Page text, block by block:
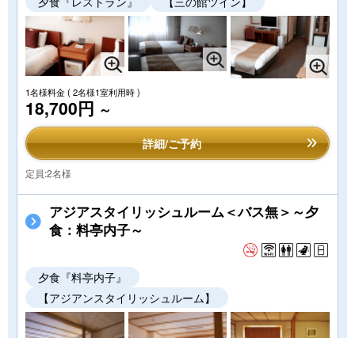
1名様料金( 2名様1室利用時 )
18,700円 ～
詳細/ご予約
定員:2名様
アジアスタイリッシュルーム＜バス無＞～夕
食：料亭内子～
夕食『料亭内子』
【アジアンスタイリッシュルーム】